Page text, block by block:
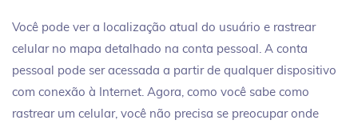
Você pode ver a localização atual do usuário e rastrear
celular no mapa detalhado na conta pessoal. A conta
pessoal pode ser acessada a partir de qualquer dispositivo
com conexão à Internet. Agora, como você sabe como
rastrear um celular, você não precisa se preocupar onde